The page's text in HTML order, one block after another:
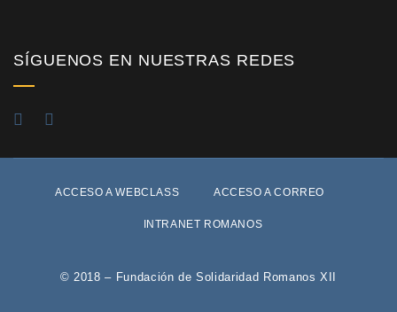
SÍGUENOS EN NUESTRAS REDES
ACCESO A WEBCLASS ACCESO A CORREO
INTRANET ROMANOS
© 2018 – Fundación de Solidaridad Romanos XII